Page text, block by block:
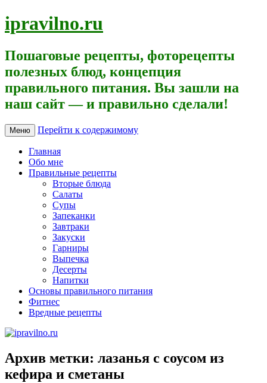
ipravilno.ru
Пошаговые рецепты, фоторецепты
полезных блюд, концепция
правильного питания. Вы зашли на
наш сайт — и правильно сделали!
Меню Перейти к содержимому
Главная
Обо мне
Правильные рецепты
Вторые блюда
Салаты
Супы
Запеканки
Завтраки
Закуски
Гарниры
Выпечка
Десерты
Напитки
Основы правильного питания
Фитнес
Вредные рецепты
Архив метки: лазанья с соусом из
кефира и сметаны